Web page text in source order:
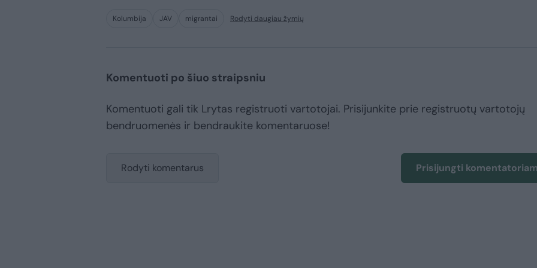
Kolumbija JAV migrantai Rodyti daugiau žymių
Komentuoti po šiuo straipsniu
Komentuoti gali tik Lrytas registruoti vartotojai. Prisijunkite prie registruotų vartotojų
bendruomenės ir bendraukite komentaruose!
Rodyti komentarus Prisijungti